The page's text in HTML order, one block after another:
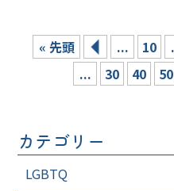
« 先頭 ... 10
...
30 40 50
カテゴリー
LGBTQ